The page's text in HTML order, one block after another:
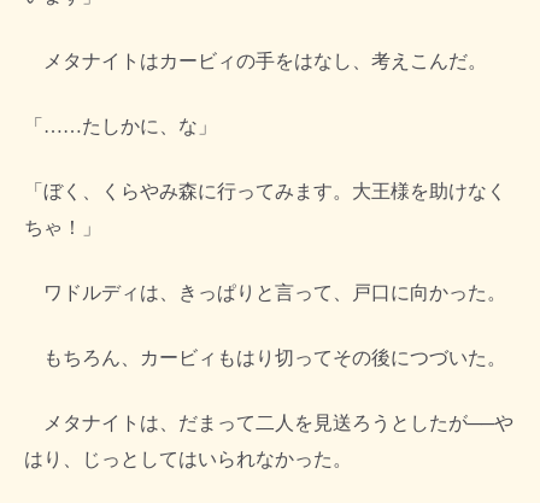
メタナイトはカービィの手をはなし、考えこんだ。
「……たしかに、な」
「ぼく、くらやみ森に行ってみます。大王様を助けなく
ちゃ！」
ワドルディは、きっぱりと言って、戸口に向かった。
もちろん、カービィもはり切ってその後につづいた。
メタナイトは、だまって二人を見送ろうとしたが──や
はり、じっとしてはいられなかった。